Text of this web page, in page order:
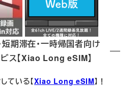
短期滞在・一時帰国者向け
ス【Xiao Long eSIM】
ている【Xiao Long eSIM】！